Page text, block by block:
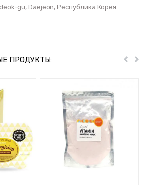
gu, Daejeon, Республика Корея.
ПРОДУКТЫ: Пред